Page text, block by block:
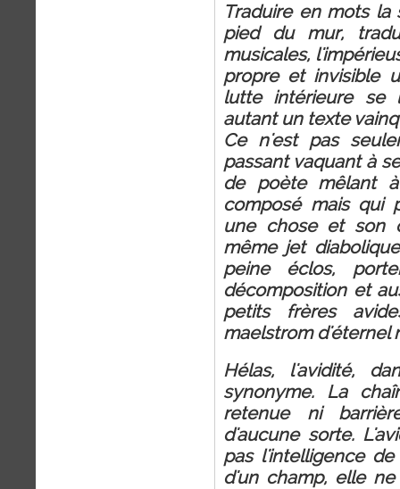
Traduire en mots la
pied du mur,
musicales,
propre et invisible
lutte intérieure se
autant un texte
Ce n'est pas
passant vaquant à
de poète mêlant
composé mais qui
une chose et son
même jet
peine éclos,
décomposition et
petits frères
maelstrom d'éternel
Hélas, l'avidité,
synonyme. La
retenue ni
d'aucune sorte.
pas l'intelligence
d'un champ, elle